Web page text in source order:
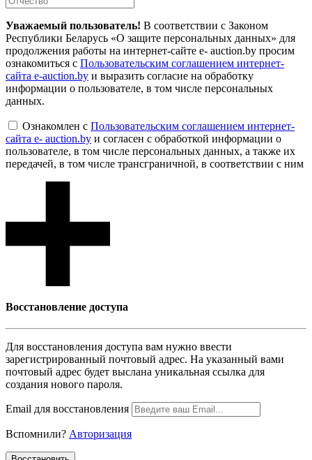
Уважаемый пользователь! В соответствии с Законом
Республики Беларусь «О защите персональных данных» для
продолжения работы на интернет-сайте e- auction.by просим
ознакомиться с Пользовательским соглашением интернет-
сайта e-auction.by и выразить согласие на обработку
информации о пользователе, в том числе персональных
данных.
Ознакомлен с Пользовательским соглашением интернет-
сайта e- auction.by и согласен с обработкой информации о
пользователе, в том числе персональных данных, а также их
передачей, в том числе трансграничной, в соответствии с ним
Восcтановление доступа
Для восcтановления доступа вам нужно ввести
зарегистрированный почтовый адрес. На указанный вами
почтовый адрес будет выслана уникальная ссылка для
создания нового пароля.
Email для восcтановления
Вспомнили? Авторизация